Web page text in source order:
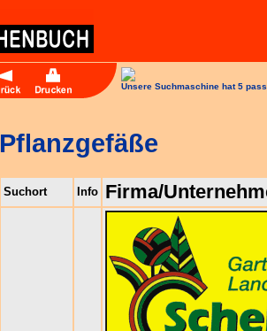
Unsere Suchmaschine hat 5
Pflanzgefäße
Suchort Info Firma/